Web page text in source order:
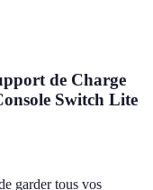
de Charge
Switch Lite
garder tous vos